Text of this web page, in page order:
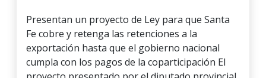
Presentan un proyecto de Ley para que Santa
Fe cobre y retenga las retenciones a la
exportación hasta que el gobierno nacional
cumpla con los pagos de la coparticipación El